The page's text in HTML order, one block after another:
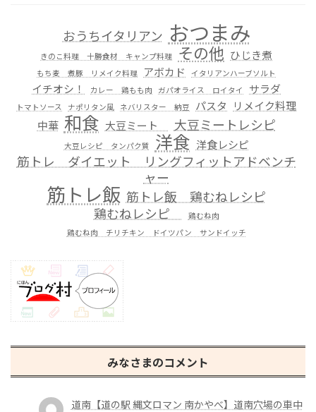
おうちイタリアン おつまみ
きのこ料理 十勝食材 キャンプ料理 その他 ひじき煮
もち麦 煮豚 リメイク料理 アボカド イタリアンハーブソルト
イチオシ！ カレー 鶏もも肉 ガパオライス ロイタイ サラダ
トマトソース ナポリタン風 ネバリスター 納豆 パスタ
リメイク料理
中華 和食 大豆ミート 大豆ミートレシピ
大豆レシピ タンパク質 洋食 洋食レシピ
筋トレ ダイエット リングフィットアドベンチ
ャー
筋トレ飯 筋トレ飯 鶏むねレシピ
鶏むねレシピ
鶏むね肉
鶏むね肉 チリチキン ドイツパン サンドイッチ
みなさまのコメント
道南【道の駅 縄文ロマン 南かやべ】道南穴場の車中